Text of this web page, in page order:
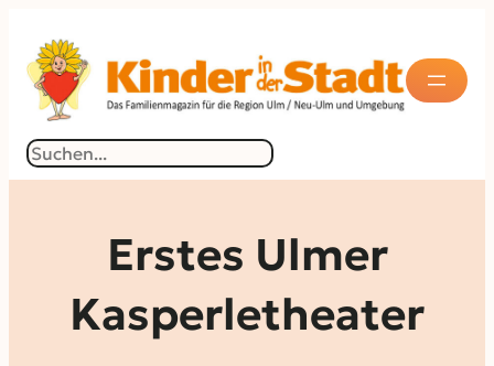
Inhalt
springen
Suchen
Erstes Ulmer
Kasperletheater